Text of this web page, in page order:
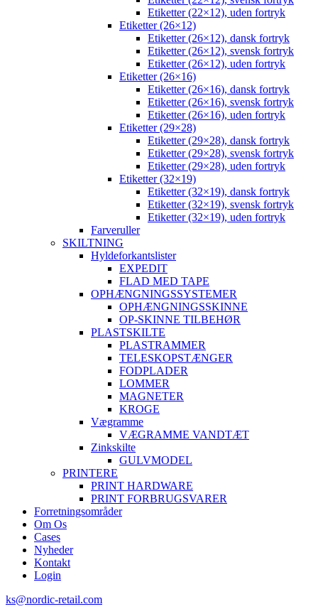
Etiketter (22×12), uden fortryk
Etiketter (26×12)
Etiketter (26×12), dansk fortryk
Etiketter (26×12), svensk fortryk
Etiketter (26×12), uden fortryk
Etiketter (26×16)
Etiketter (26×16), dansk fortryk
Etiketter (26×16), svensk fortryk
Etiketter (26×16), uden fortryk
Etiketter (29×28)
Etiketter (29×28), dansk fortryk
Etiketter (29×28), svensk fortryk
Etiketter (29×28), uden fortryk
Etiketter (32×19)
Etiketter (32×19), dansk fortryk
Etiketter (32×19), svensk fortryk
Etiketter (32×19), uden fortryk
Farveruller
SKILTNING
Hyldeforkantslister
EXPEDIT
FLAD MED TAPE
OPHÆNGNINGSSYSTEMER
OPHÆNGNINGSSKINNE
OP-SKINNE TILBEHØR
PLASTSKILTE
PLASTRAMMER
TELESKOPSTÆNGER
FODPLADER
LOMMER
MAGNETER
KROGE
Vægramme
VÆGRAMME VANDTÆT
Zinkskilte
GULVMODEL
PRINTERE
PRINT HARDWARE
PRINT FORBRUGSVARER
Forretningsområder
Om Os
Cases
Nyheder
Kontakt
Login
ks@nordic-retail.com